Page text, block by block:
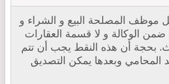
موظف المصلحة البيع و الشراء و
ضمن الوكالة و لا قسمة العقارات
بحجة أن هذه النقط يجب أن تتم
المحامي وبعدها يمكن التصديق